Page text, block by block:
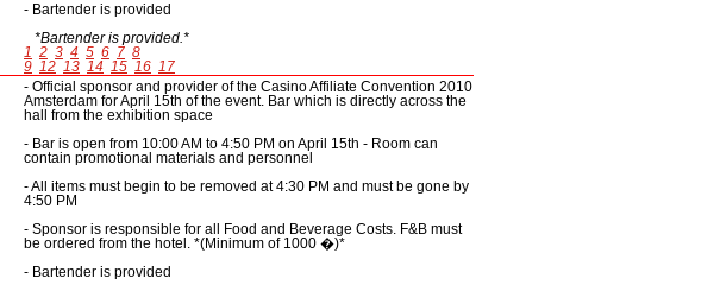
- Bartender is provided
*Bartender is provided.*
1 2 3 4 5 6 7 8
9 12 13 14 15 16 17
- Official sponsor and provider of the Casino Affiliate Convention 2010
Amsterdam for April 15th of the event. Bar which is directly across the
hall from the exhibition space
- Bar is open from 10:00 AM to 4:50 PM on April 15th - Room can
contain promotional materials and personnel
- All items must begin to be removed at 4:30 PM and must be gone by
4:50 PM
- Sponsor is responsible for all Food and Beverage Costs. F&B must
be ordered from the hotel. *(Minimum of 1000 �)*
- Bartender is provided